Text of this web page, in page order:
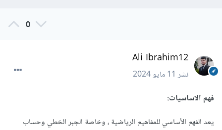
0
Ali Ibrahim12
نشر11 مايو 2024
فهم الاساسيات:
يعد الفهم الأساسي للمفاهيم الرياضية ، وخاصة الجبر الخطي وحساب